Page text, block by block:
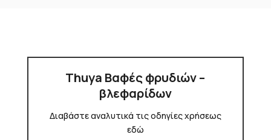
Thuya Βαφές φρυδιών –
βλεφαρίδων
Διαβάστε αναλυτικά τις οδηγίες χρήσεως
εδώ